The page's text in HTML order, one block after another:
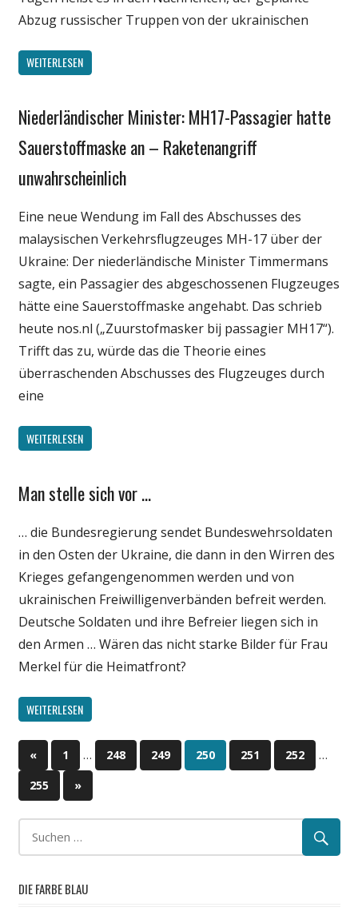
Abzug russischer Truppen von der ukrainischen
WEITERLESEN
Gesellschaft
Politik
Technik
Niederländischer Minister: MH17-Passagier hatte
Sauerstoffmaske an – Raketenangriff
unwahrscheinlich
Eine neue Wendung im Fall des Abschusses des
malaysischen Verkehrsflugzeuges MH-17 über der
Ukraine: Der niederländische Minister Timmermans
sagte, ein Passagier des abgeschossenen Flugzeuges
hätte eine Sauerstoffmaske angehabt. Das schrieb
heute nos.nl („Zuurstofmasker bij passagier MH17“).
Trifft das zu, würde das die Theorie eines
überraschenden Abschusses des Flugzeuges durch
eine
WEITERLESEN
Gesellschaft
Medien
Politik
Satire
Man stelle sich vor …
… die Bundesregierung sendet Bundeswehrsoldaten
in den Osten der Ukraine, die dann in den Wirren des
Krieges gefangengenommen werden und von
ukrainischen Freiwilligenverbänden befreit werden.
Deutsche Soldaten und ihre Befreier liegen sich in
den Armen … Wären das nicht starke Bilder für Frau
Merkel für die Heimatfront?
WEITERLESEN
Beitragsnavigation
«Vorherige
Beiträge
1 … 248 249 250 251 252 …
255
Nächste
Beiträge
»
DIE FARBE BLAU